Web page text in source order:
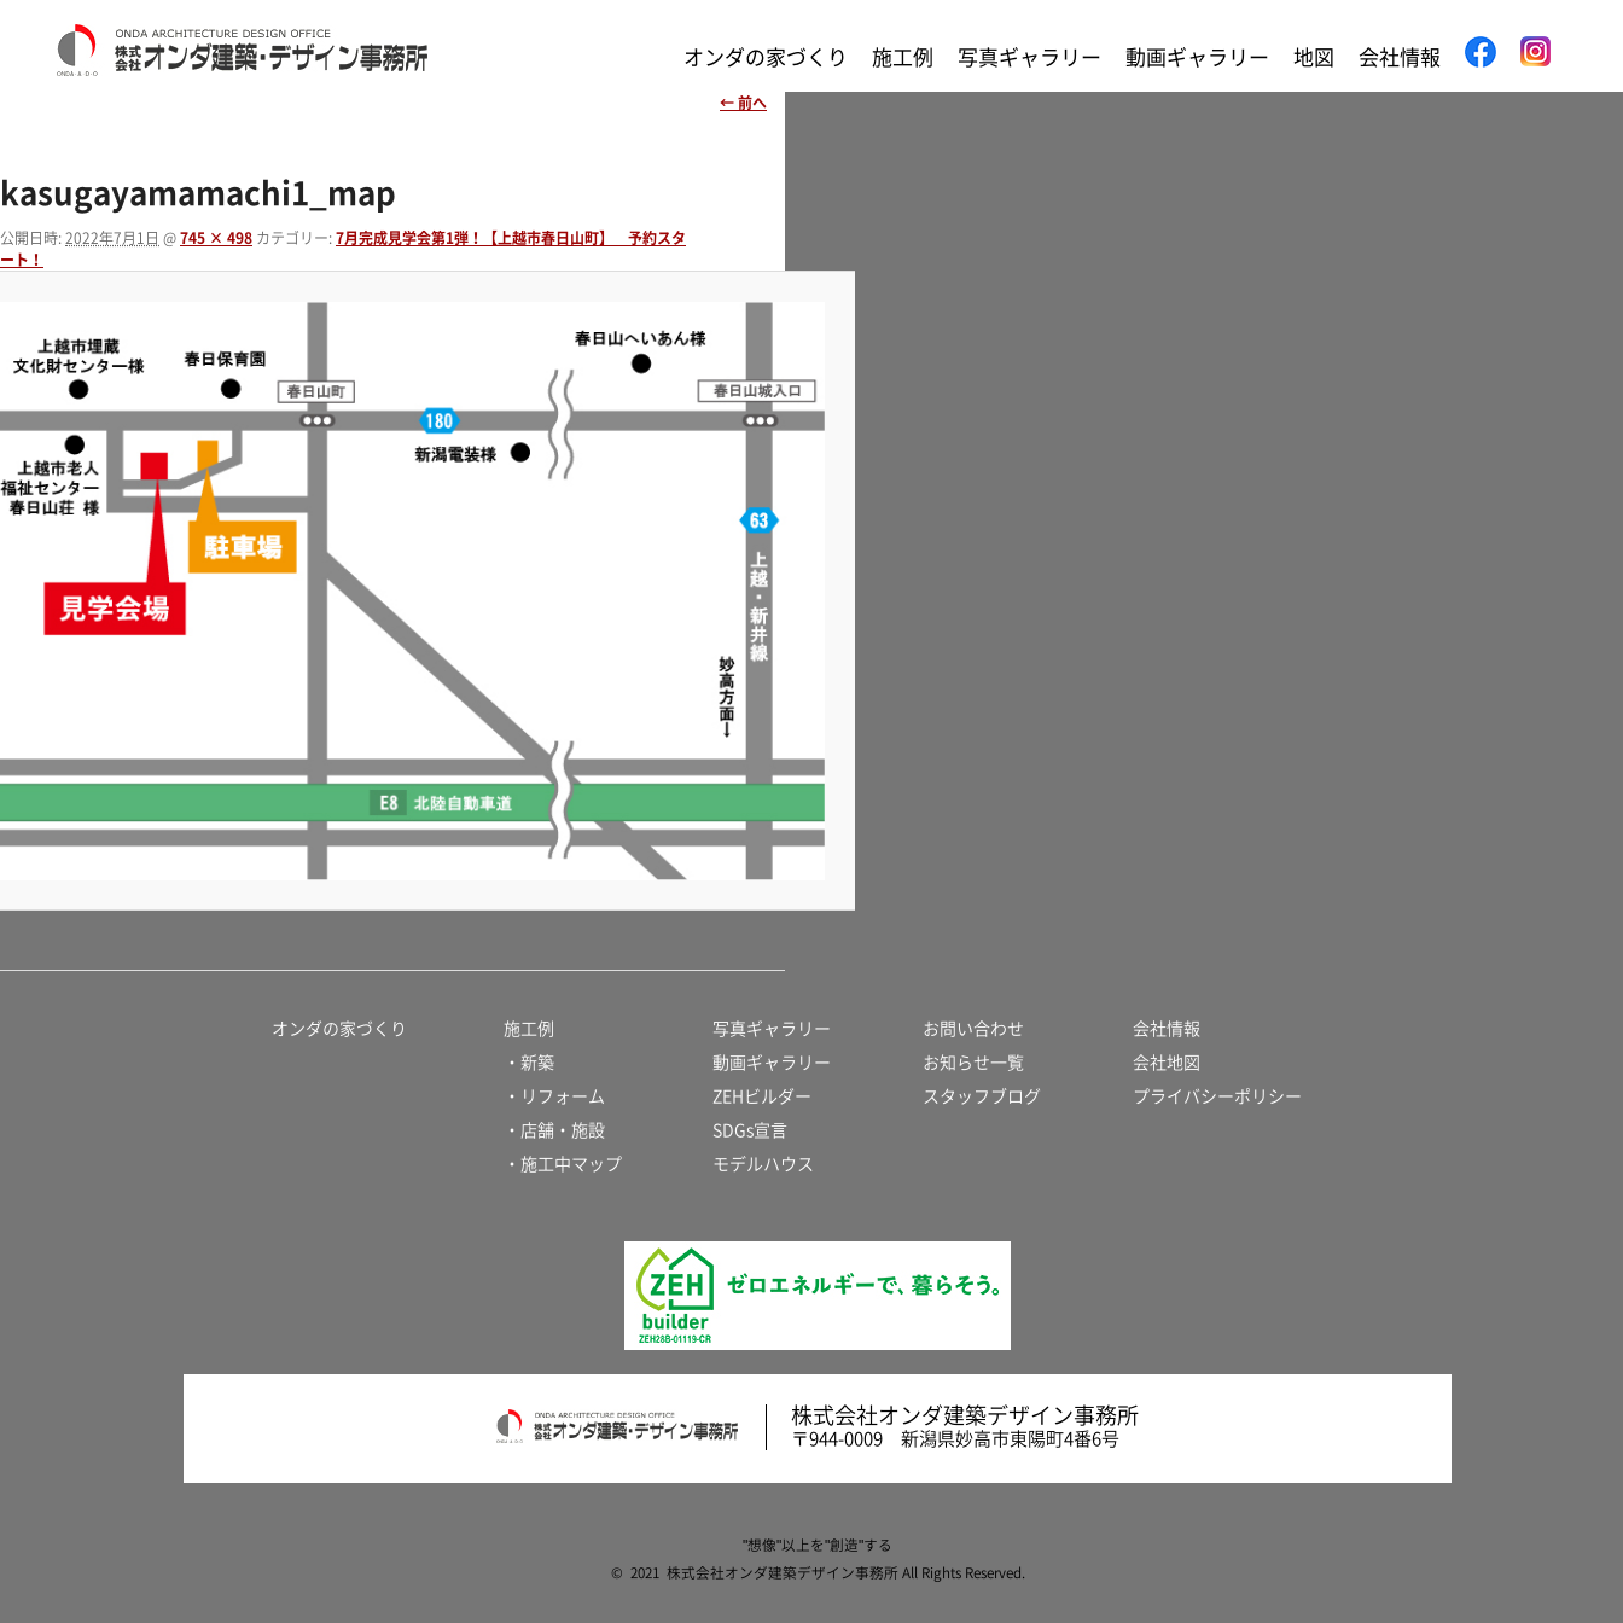
オンダの家づくり 施工例 写真ギャラリー 動画ギャラリー 地図 会社情報
ー
← 前へ
kasugayamamachi1_map
公開日時: 2022年7月1日 @ 745 × 498 カテゴリー: 7月完成見学会第1弾！【上越市春日山町】 予約スタ
ート！
オンダの家づくり
施工例
・新築
・リフォーム
・店舗・施設
・施工中マップ
写真ギャラリー
動画ギャラリー
ZEHビルダー
SDGs宣言
モデルハウス
お問い合わせ
お知らせ一覧
スタッフブログ
会社情報
会社地図
プライバシーポリシー
株式会社オンダ建築デザイン事務所
〒944-0009 新潟県妙高市東陽町4番6号
"想像"以上を"創造"する
© 2021 株式会社オンダ建築デザイン事務所 All Rights Reserved.